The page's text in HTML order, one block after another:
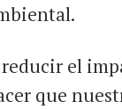
el
que